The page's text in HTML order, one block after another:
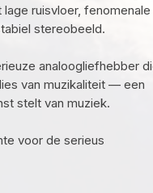
ruisvloer, fenomenale
stereobeeld.
analoogliefhebber
van muzikaliteit — een
stelt van muziek.
voor de serieus